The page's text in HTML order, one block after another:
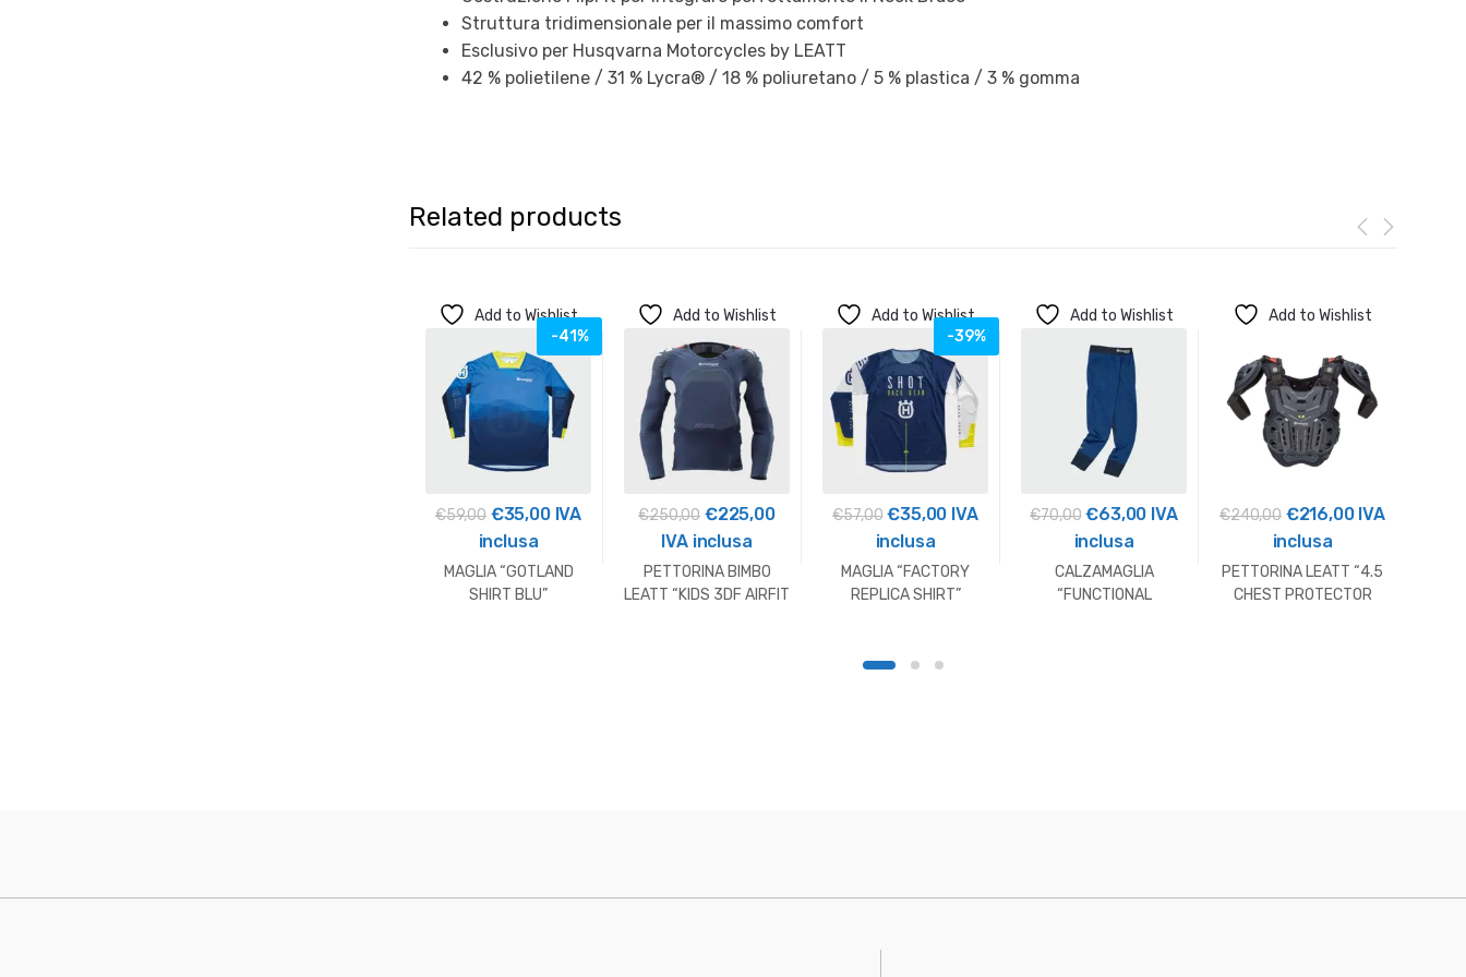
Struttura tridimensionale per il massimo comfort
Esclusivo per Husqvarna Motorcycles by LEATT
42 % polietilene / 31 % Lycra® / 18 % poliuretano / 5 % plastica / 3 % gomma
Related products
Add to Wishlist
-41%
€59,00 Il
prezzo
originale
era:
€35,00Il
attuale
IVA
inclusa
MAGLIA “GOTLAND
SHIRT BLU”
Add to Wishlist
€250,00 Il
prezzo
originale
era:
€225,00Il
è:
IVA inclusa
PETTORINA BIMBO
LEATT “KIDS 3DF AIRFIT
Add to Wishlist
-39%
€57,00 Il
prezzo
originale
era:
€35,00Il
attuale
è:
IVA
inclusa
MAGLIA “FACTORY
REPLICA SHIRT”
Add to Wishlist
€70,00 Il
prezzo
originale
era:
€63,00Il
attuale
è:
IVA
inclusa
CALZAMAGLIA
“FUNCTIONAL
Add to Wishlist
€240,00 Il
prezzo
originale
era:
€216,00Il
attuale
è:
IVA
inclusa
PETTORINA LEATT “4.5
CHEST PROTECTOR